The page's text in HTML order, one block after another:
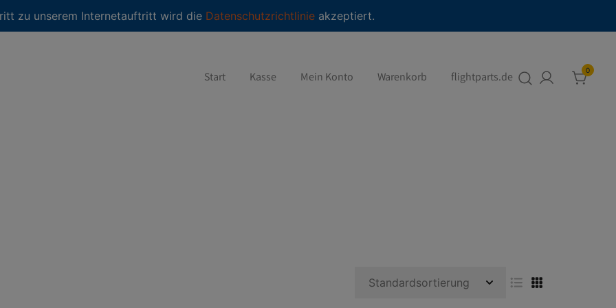
zu unserem Internetauftritt wird die Datenschutzrichtlinie akzeptiert.
Start Kasse Mein Konto Warenkorb flightparts.de
0
modal-check